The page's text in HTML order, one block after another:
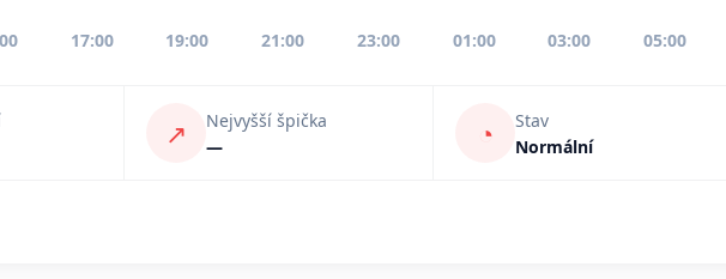
17:00 19:00 21:00 23:00 01:00 03:00 05:00
↗
Nejvyšší špička
—
◔
Stav
Normální